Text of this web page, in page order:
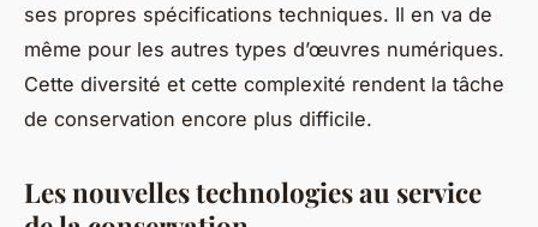
ses propres spécifications techniques. Il en va de
même pour les autres types d’œuvres numériques.
Cette diversité et cette complexité rendent la tâche
de conservation encore plus difficile.
Les nouvelles technologies au service